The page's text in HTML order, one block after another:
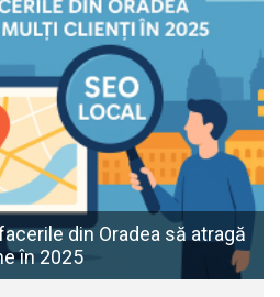
din Oradea să atragă
în 2025